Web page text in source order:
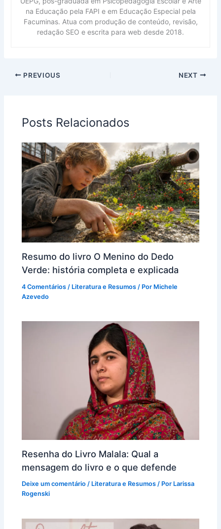
na Educação pela FAPI e em Educação Especial pela
Facuminas. Atua com produção de conteúdo, revisão,
redação SEO e escrita para web desde 2018.
PREVIOUS NEXT
Posts Relacionados
Resumo do livro O Menino do Dedo
Verde: história completa e explicada
4 Comentários / Literatura e Resumos / Por Michele
Azevedo
Resenha do Livro Malala: Qual a
mensagem do livro e o que defende
Deixe um comentário / Literatura e Resumos / Por Larissa
Rogenski